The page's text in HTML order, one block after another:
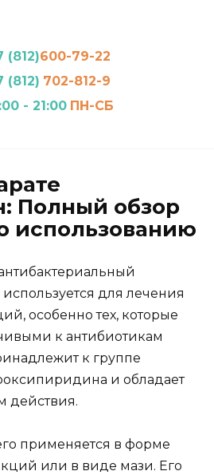
(812)600-79-22
(812) 702-812-9
- 21:00 ПН-СБ
Полный обзор
использованию
для лечения
особенно тех, которые
к антибиотикам
к группе
и обладает
действия.
применяется в форме
или в виде мази. Его